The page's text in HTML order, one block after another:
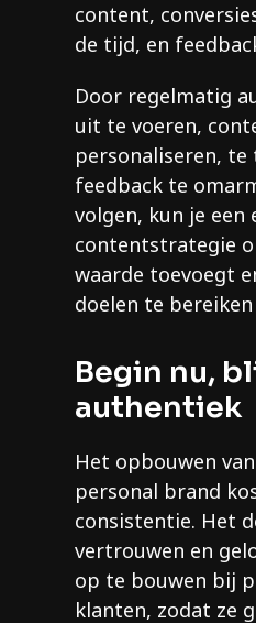
content,
de tijd, en
Door regelmatig
uit te voeren,
personaliseren,
feedback te
volgen, kun je een
contentstrategie
waarde toevoegt
doelen te
Begin nu,
authentiek
Het opbouwen
personal brand
consistentie. Het
vertrouwen en
op te bouwen bij
klanten, zodat ze